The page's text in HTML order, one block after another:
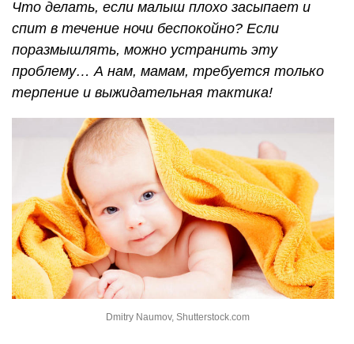
Что делать, если малыш плохо засыпает и
спит в течение ночи беспокойно? Если
поразмышлять, можно устранить эту
проблему… А нам, мамам, требуется только
терпение и выжидательная тактика!
Dmitry Naumov, Shutterstock.com